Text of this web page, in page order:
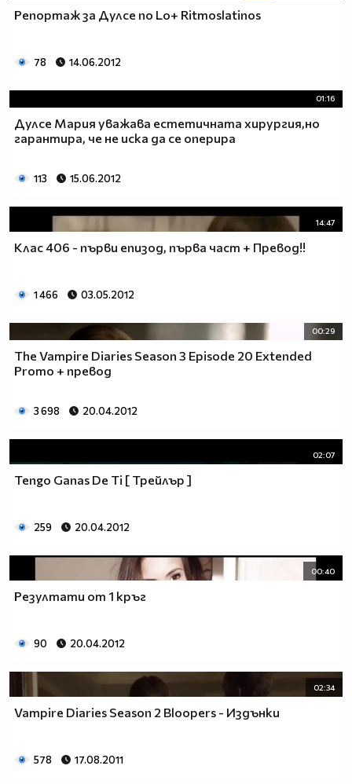
Репортаж за Дулсе по Lo+ Ritmoslatinos
78 14.06.2012
01:16
Дулсе Мария уважава естетичната хирургия,но
гарантира, че не иска да се оперира
113 15.06.2012
14:47
Клас 406 - първи епизод, първа част + Превод!!
1 466 03.05.2012
00:29
The Vampire Diaries Season 3 Episode 20 Extended
Promo + превод
3 698 20.04.2012
02:07
Tengo Ganas De Ti [ Трейлър ]
259 20.04.2012
00:40
Резултати от 1 кръг
90 20.04.2012
02:34
Vampire Diaries Season 2 Bloopers - Издънки
578 17.08.2011